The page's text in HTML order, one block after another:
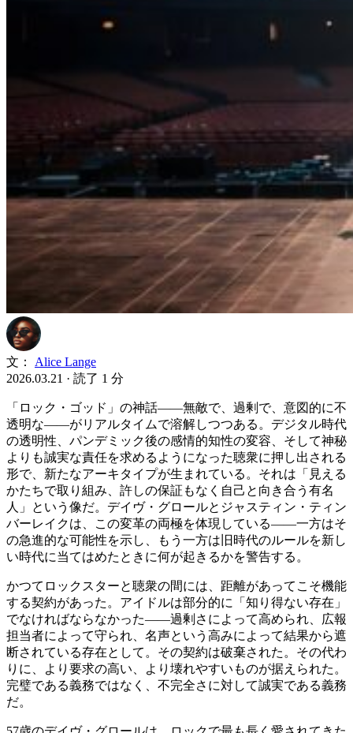
文：
Alice Lange
2026.03.21 · 読了 1 分
「ロック・ゴッド」の神話——無敵で、過剰で、意図的に不
透明な——がリアルタイムで溶解しつつある。デジタル時代
の透明性、パンデミック後の感情的知性の変容、そして神秘
よりも誠実な責任を求めるようになった聴衆に押し出される
形で、新たなアーキタイプが生まれている。それは「見える
かたちで取り組み、許しの保証もなく自己と向き合う有名
人」という像だ。デイヴ・グロールとジャスティン・ティン
バーレイクは、この変革の両極を体現している——一方はそ
の急進的な可能性を示し、もう一方は旧時代のルールを新し
い時代に当てはめたときに何が起きるかを警告する。
かつてロックスターと聴衆の間には、距離があってこそ機能
する契約があった。アイドルは部分的に「知り得ない存在」
でなければならなかった——過剰さによって高められ、広報
担当者によって守られ、名声という高みによって結果から遮
断されている存在として。その契約は破棄された。その代わ
りに、より要求の高い、より壊れやすいものが据えられた。
完璧である義務ではなく、不完全さに対して誠実である義務
だ。